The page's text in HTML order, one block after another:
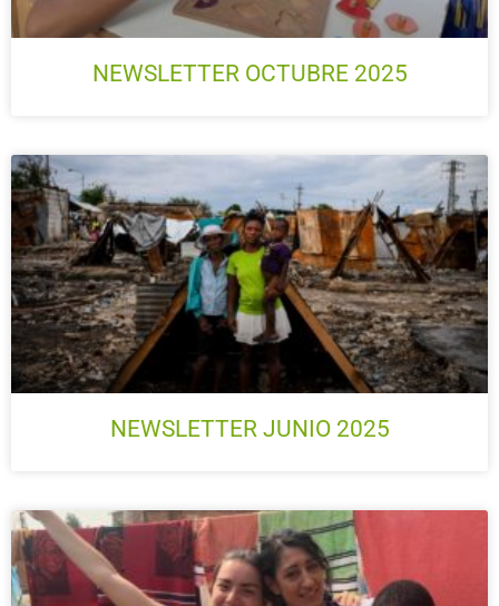
NEWSLETTER OCTUBRE 2025
NEWSLETTER JUNIO 2025